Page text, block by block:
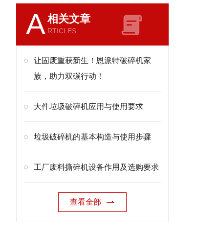
A相关文章
RTICLES
让固废重获新生！恩派特破碎机家
族，助力双碳行动！
大件垃圾破碎机应用与使用要求
垃圾破碎机的基本构造与使用步骤
工厂废料撕碎机设备作用及选购要求
查看全部